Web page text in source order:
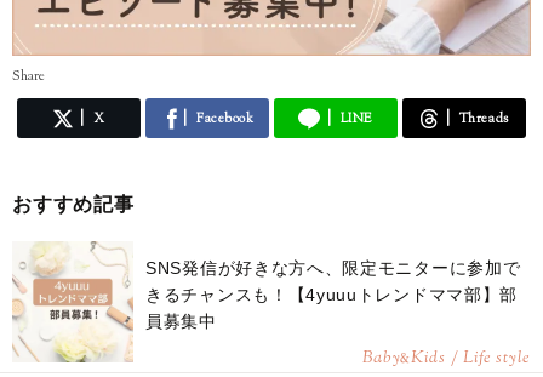
Share
X Facebook LINE Threads
おすすめ記事
SNS発信が好きな方へ、限定モニターに参加で
きるチャンスも！【4yuuuトレンドママ部】部
員募集中
Baby&Kids / Life style